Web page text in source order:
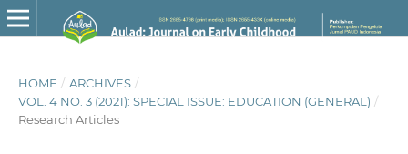
HOME / ARCHIVES /
VOL. 4 NO. 3 (2021): SPECIAL ISSUE: EDUCATION (GENERAL) /
Research Articles